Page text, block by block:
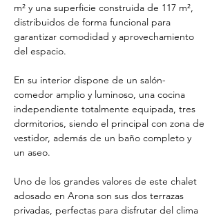
m² y una superficie construida de 117 m²,
distribuidos de forma funcional para
garantizar comodidad y aprovechamiento
del espacio.
En su interior dispone de un salón-
comedor amplio y luminoso, una cocina
independiente totalmente equipada, tres
dormitorios, siendo el principal con zona de
vestidor, además de un baño completo y
un aseo.
Uno de los grandes valores de este chalet
adosado en Arona son sus dos terrazas
privadas, perfectas para disfrutar del clima